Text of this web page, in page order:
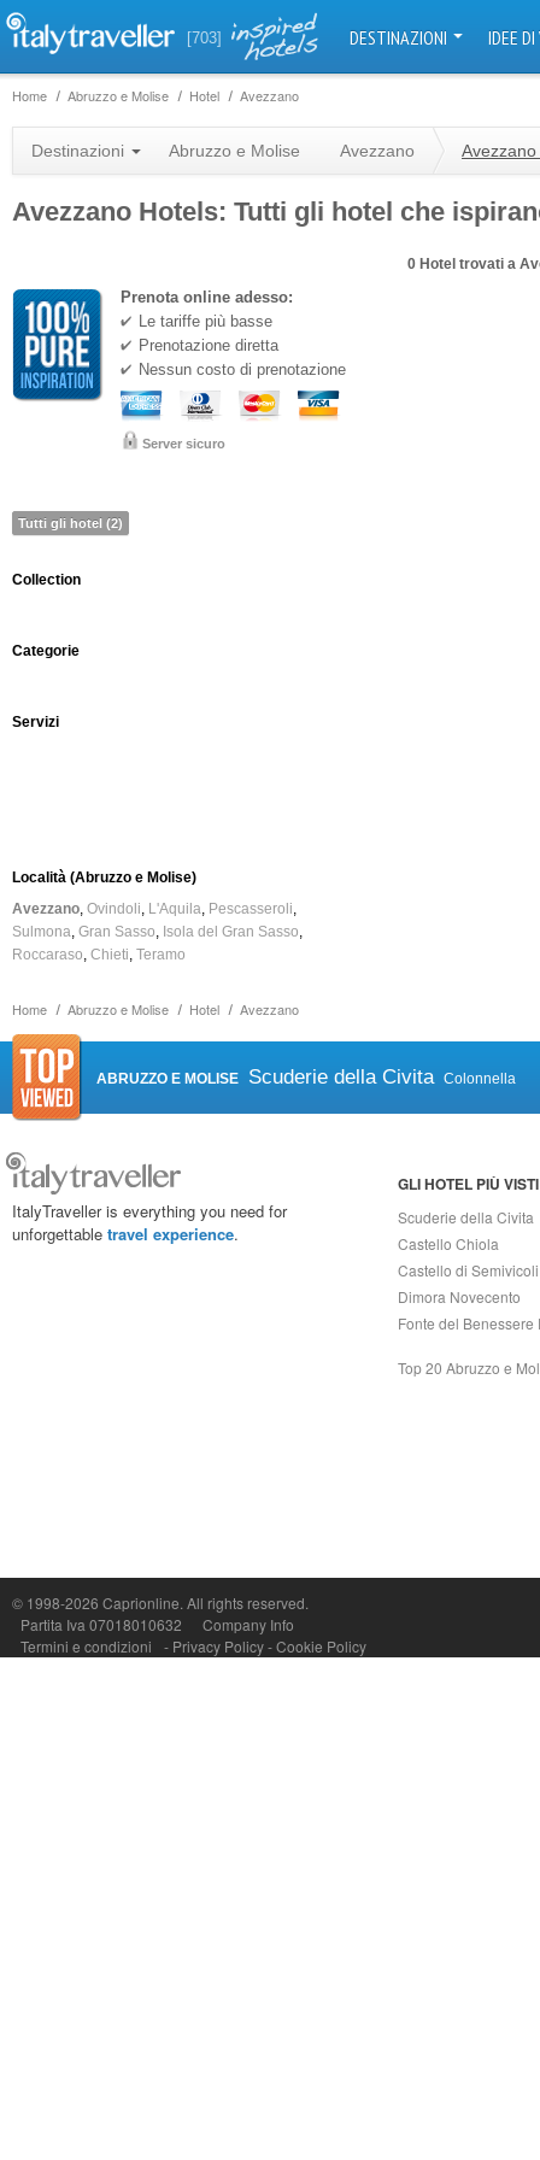
[703] DESTINAZIONI IDEE
Home Abruzzo e Molise Hotel Avezzano
Home Abruzzo e Molise Hotel Avezzano
Destinazioni Abruzzo e Molise Avezzano
Avezzano Hotels: Tutti gli hotel che
0 Hotel trovati a
Prenota online adesso:
Le tariffe più basse
Prenotazione diretta
Nessun costo di prenotazione
Server sicuro
Tutti gli hotel (2)
Collection
Categorie
Servizi
Località (Abruzzo e Molise)
Avezzano Ovindoli L'Aquila Pescasseroli
Sulmona Gran Sasso
Isola del Gran Sasso
Roccaraso Chieti Teramo
ABRUZZO E MOLISE Scuderie della Civita Colonnella
ItalyTraveller is everything you need for
unforgettable travel experience.
GLI HOTEL PIÙ VISTI
Scuderie della Civita
Castello Chiola
Castello di Semivicoli
Dimora Novecento
Fonte del Benessere
Top 20 Abruzzo e
© 1998-2026 Caprionline. All rights reserved.
Partita Iva 07018010632
Company Info
Termini e condizioni
- Privacy Policy-Cookie Policy
P.Iva, C.F. e n.Reg.Imprese Napoli: 07018010632 - Rea n.557643